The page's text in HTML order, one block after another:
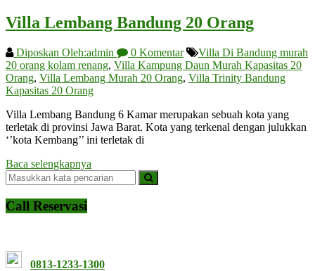
Villa Lembang Bandung 20 Orang
Diposkan Oleh:admin 0 Komentar
Villa Di Bandung murah
20 orang kolam renang, Villa Kampung Daun Murah Kapasitas 20
Orang, Villa Lembang Murah 20 Orang, Villa Trinity Bandung
Kapasitas 20 Orang
Villa Lembang Bandung 6 Kamar merupakan sebuah kota yang
terletak di provinsi Jawa Barat. Kota yang terkenal dengan julukkan
‘’kota Kembang’’ ini terletak di
Baca selengkapnya
Call Reservasi
0813-1233-1300